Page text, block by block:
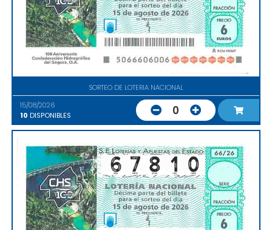
SORTEO DE LOTERIA NACIONAL
15/08/2026
10 DISPONIBLES 0